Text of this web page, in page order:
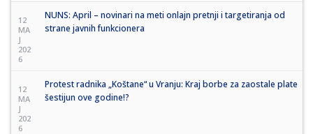
12
MA
J
202
6
NUNS: April – novinari na meti onlajn pretnji i targetiranja od
strane javnih funkcionera
12
MA
J
202
6
Protest radnika „Koštane“ u Vranju: Kraj borbe za zaostale plate
šestijun ove godine!?